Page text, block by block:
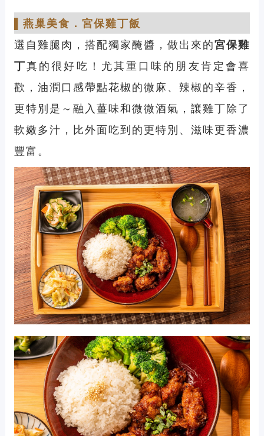
燕巢美食 ． 宮保雞丁飯
選自雞腿肉，搭配獨家醃醬，做出來的宮保雞
丁真的很好吃！尤其重口味的朋友肯定會喜
歡，油潤口感帶點花椒的微麻、辣椒的辛香，
更特別是～融入薑味和微微酒氣，讓雞丁除了
軟嫩多汁，比外面吃到的更特別、滋味更香濃
豐富。